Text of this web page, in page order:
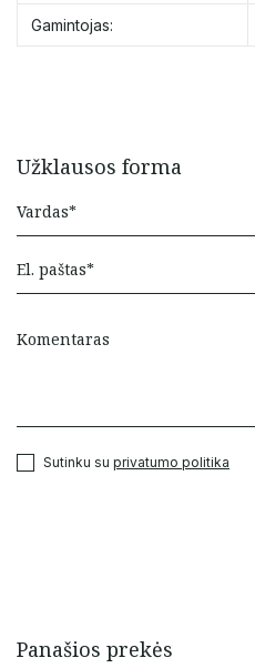
Gamintojas:
Užklausos forma
Sutinku su privatumo politika
Panašios prekės